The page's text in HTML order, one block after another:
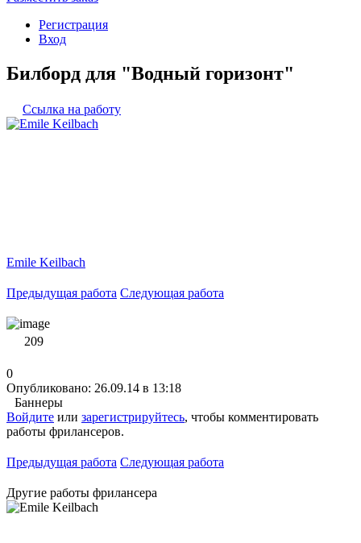
Регистрация
Вход
Билборд для "Водный горизонт"
Ссылка на работу
Emile Keilbach
Предыдущая работа Следующая работа
209
0
Опубликовано: 26.09.14 в 13:18
Баннеры
Войдите или зарегистрируйтесь, чтобы комментировать
работы фрилансеров.
Предыдущая работа Следующая работа
Другие работы фрилансера